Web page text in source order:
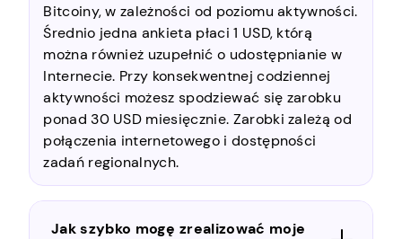
Bitcoiny, w zależności od poziomu aktywności.
Średnio jedna ankieta płaci 1 USD, którą
można również uzupełnić o udostępnianie w
Internecie. Przy konsekwentnej codziennej
aktywności możesz spodziewać się zarobku
ponad 30 USD miesięcznie. Zarobki zależą od
połączenia internetowego i dostępności
zadań regionalnych.
Jak szybko mogę zrealizować moje